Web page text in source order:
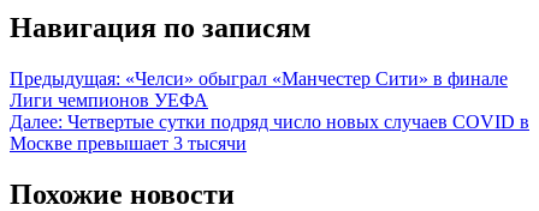
Навигация по записям
Предыдущая: «Челси» обыграл «Манчестер Сити» в финале
Лиги чемпионов УЕФА
Далее: Четвертые сутки подряд число новых случаев COVID в
Москве превышает 3 тысячи
Похожие новости